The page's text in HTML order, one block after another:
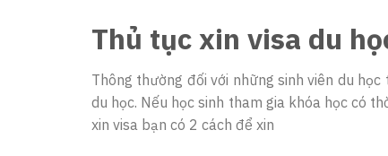
Thủ tục xin visa du
Thông thường đối với những sinh viên du
du học. Nếu học sinh tham gia khóa học có
xin visa bạn có 2 cách để xin